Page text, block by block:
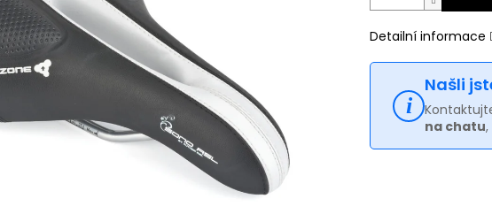
Detailní informace
Našli
na chatu